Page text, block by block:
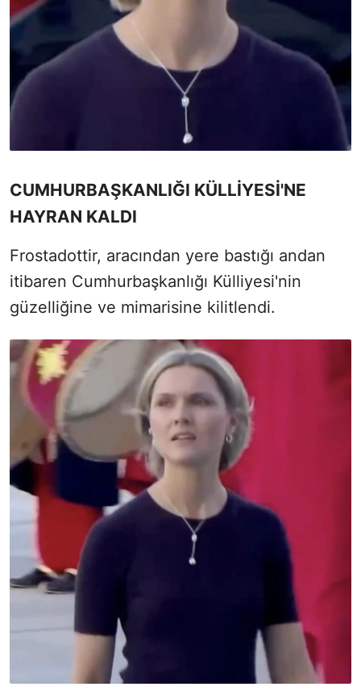
CUMHURBAŞKANLIĞI KÜLLİYESİ'NE
HAYRAN KALDI
Frostadottir, aracından yere bastığı andan
itibaren Cumhurbaşkanlığı Külliyesi'nin
güzelliğine ve mimarisine kilitlendi.